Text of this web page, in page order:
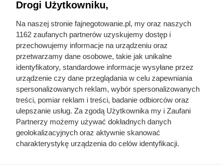
Szok od czwartku w Stokrotce!
Kawa za darmo bez limitu
W najnowszej gazetce aktualnej od czwartku rządzi
promocja na słynną kawę. Jedno opakowanie za free, a
oprócz tego mnóstwo atrakcyjnych rabatów.
Drogi Użytkowniku,
Na naszej stronie fajnegotowanie.pl, my oraz naszych
1162 zaufanych partnerów uzyskujemy dostęp i
przechowujemy informacje na urządzeniu oraz
przetwarzamy dane osobowe, takie jak unikalne
identyfikatory, standardowe informacje wysyłane przez
urządzenie czy dane przeglądania w celu zapewniania
spersonalizowanych reklam, wybór spersonalizowanych
treści, pomiar reklam i treści, badanie odbiorców oraz
ulepszanie usług. Za zgodą Użytkownika my i Zaufani
Partnerzy możemy używać dokładnych danych
geolokalizacyjnych oraz aktywnie skanować
charakterystykę urządzenia do celów identyfikacji.